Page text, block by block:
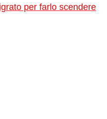
per farlo scendere